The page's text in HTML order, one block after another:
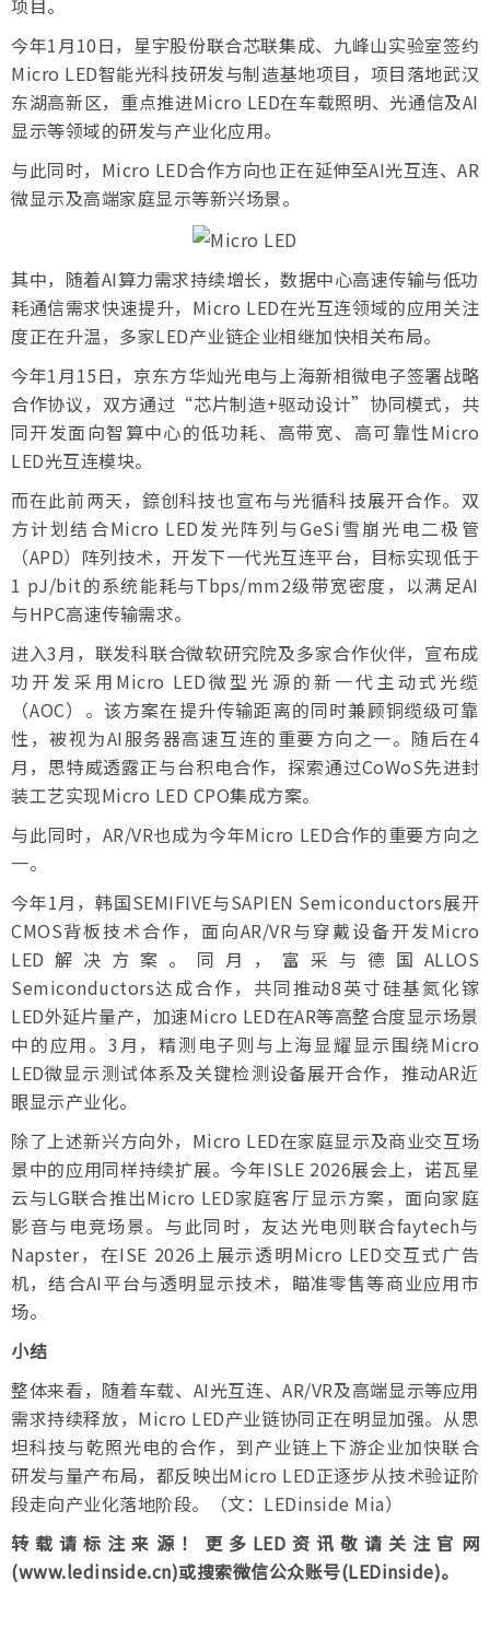
今年1月10日，星宇股份联合芯联集成、九峰山实验室签约
Micro LED智能光科技研发与制造基地项目，项目落地武汉
东湖高新区，重点推进Micro LED在车载照明、光通信及AI
显示等领域的研发与产业化应用。
与此同时，Micro LED合作方向也正在延伸至AI光互连、AR
微显示及高端家庭显示等新兴场景。
其中，随着AI算力需求持续增长，数据中心高速传输与低功
耗通信需求快速提升，Micro LED在光互连领域的应用关注
度正在升温，多家LED产业链企业相继加快相关布局。
今年1月15日，京东方华灿光电与上海新相微电子签署战略
合作协议，双方通过“芯片制造+驱动设计”协同模式，共
同开发面向智算中心的低功耗、高带宽、高可靠性Micro
LED光互连模块。
而在此前两天，錼创科技也宣布与光循科技展开合作。双
方计划结合Micro LED发光阵列与GeSi雪崩光电二极管
（APD）阵列技术，开发下一代光互连平台，目标实现低于
1 pJ/bit的系统能耗与Tbps/mm2级带宽密度，以满足AI
与HPC高速传输需求。
进入3月，联发科联合微软研究院及多家合作伙伴，宣布成
功开发采用Micro LED微型光源的新一代主动式光缆
（AOC）。该方案在提升传输距离的同时兼顾铜缆级可靠
性，被视为AI服务器高速互连的重要方向之一。随后在4
月，思特威透露正与台积电合作，探索通过CoWoS先进封
装工艺实现Micro LED CPO集成方案。
与此同时，AR/VR也成为今年Micro LED合作的重要方向之
一。
今年1月，韩国SEMIFIVE与SAPIEN Semiconductors展开
CMOS背板技术合作，面向AR/VR与穿戴设备开发Micro
LED解决方案。同月，富采与德国ALLOS
Semiconductors达成合作，共同推动8英寸硅基氮化镓
LED外延片量产，加速Micro LED在AR等高整合度显示场景
中的应用。3月，精测电子则与上海显耀显示围绕Micro
LED微显示测试体系及关键检测设备展开合作，推动AR近
眼显示产业化。
除了上述新兴方向外，Micro LED在家庭显示及商业交互场
景中的应用同样持续扩展。今年ISLE 2026展会上，诺瓦星
云与LG联合推出Micro LED家庭客厅显示方案，面向家庭
影音与电竞场景。与此同时，友达光电则联合faytech与
Napster，在ISE 2026上展示透明Micro LED交互式广告
机，结合AI平台与透明显示技术，瞄准零售等商业应用市
场。
小结
整体来看，随着车载、AI光互连、AR/VR及高端显示等应用
需求持续释放，Micro LED产业链协同正在明显加强。从思
坦科技与乾照光电的合作，到产业链上下游企业加快联合
研发与量产布局，都反映出Micro LED正逐步从技术验证阶
段走向产业化落地阶段。（文：LEDinside Mia）
转载请标注来源！更多LED资讯敬请关注官网
(www.ledinside.cn)或搜索微信公众账号(LEDinside)。